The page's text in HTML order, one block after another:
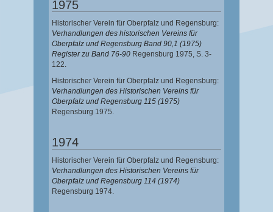
1975
Historischer Verein für Oberpfalz und Regensburg:
Verhandlungen des historischen Vereins für
Oberpfalz und Regensburg Band 90,1 (1975)
Register zu Band 76-90 Regensburg 1975, S. 3-
122.
Historischer Verein für Oberpfalz und Regensburg:
Verhandlungen des Historischen Vereins für
Oberpfalz und Regensburg 115 (1975)
Regensburg 1975.
1974
Historischer Verein für Oberpfalz und Regensburg:
Verhandlungen des Historischen Vereins für
Oberpfalz und Regensburg 114 (1974)
Regensburg 1974.